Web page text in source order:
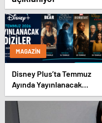
MAGAZIN
Disney Plus’ta Temmuz
Ayında Yayınlanacak
Diziler | 2026 Güncel Yayın
Takvimi